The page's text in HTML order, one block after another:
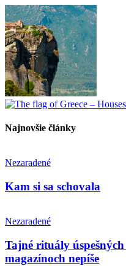
Najnovšie články
Nezaradené
Kam si sa schovala
Nezaradené
Tajné rituály
magazínoch nepíše